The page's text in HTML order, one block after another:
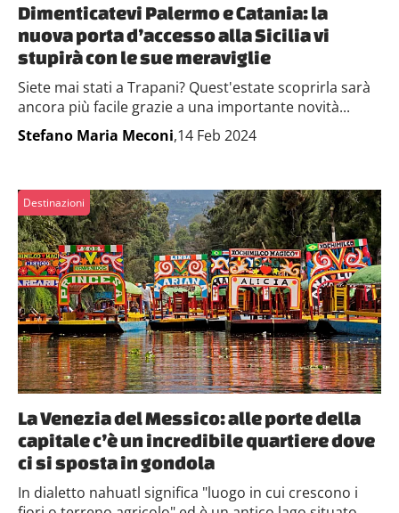
Dimenticatevi Palermo e Catania: la
nuova porta d’accesso alla Sicilia vi
stupirà con le sue meraviglie
Siete mai stati a Trapani? Quest'estate scoprirla sarà
ancora più facile grazie a una importante novità...
Stefano Maria Meconi,14 Feb 2024
Destinazioni
La Venezia del Messico: alle porte della
capitale c’è un incredibile quartiere dove
ci si sposta in gondola
In dialetto nahuatl significa "luogo in cui crescono i